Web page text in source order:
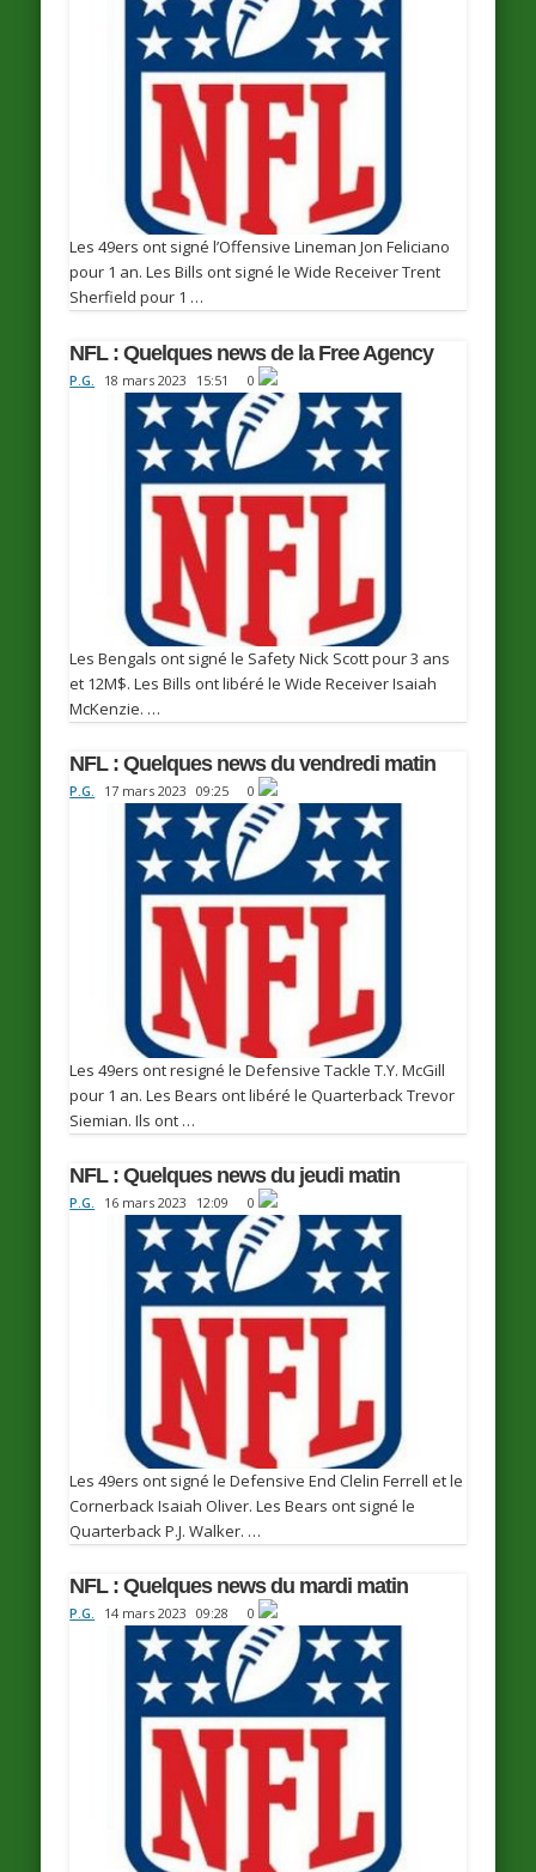
Les 49ers ont signé l’Offensive Lineman Jon Feliciano
pour 1 an. Les Bills ont signé le Wide Receiver Trent
Sherfield pour 1 …
NFL : Quelques news de la Free Agency
P.G. 18 mars 2023 15:51 0
Les Bengals ont signé le Safety Nick Scott pour 3 ans
et 12M$. Les Bills ont libéré le Wide Receiver Isaiah
McKenzie. …
NFL : Quelques news du vendredi matin
P.G. 17 mars 2023 09:25 0
Les 49ers ont resigné le Defensive Tackle T.Y. McGill
pour 1 an. Les Bears ont libéré le Quarterback Trevor
Siemian. Ils ont …
NFL : Quelques news du jeudi matin
P.G. 16 mars 2023 12:09 0
Les 49ers ont signé le Defensive End Clelin Ferrell et le
Cornerback Isaiah Oliver. Les Bears ont signé le
Quarterback P.J. Walker. …
NFL : Quelques news du mardi matin
P.G. 14 mars 2023 09:28 0